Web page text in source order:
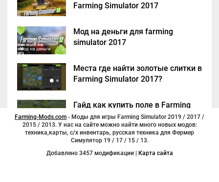
Farming Simulator 2017
Мод на деньги для farming
simulator 2017
Места где найти золотые слитки в
Farming Simulator 2017?
Гайд как купить поле в Farming
Simulator 2017
Farming-Mods.com
2015 / 2013. У нас на сайте можно найти много новых модов:
техника,карты, с/х инвентарь, русская техника для Фермер
Симулятор 19 / 17 / 15 / 13.
Добавлено 3457 модификации |
Карта сайта